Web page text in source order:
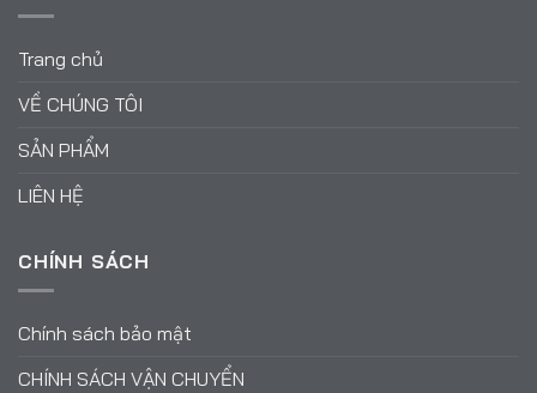
Trang chủ
VỀ CHÚNG TÔI
SẢN PHẨM
LIÊN HỆ
CHÍNH SÁCH
Chính sách bảo mật
CHÍNH SÁCH VẬN CHUYỂN